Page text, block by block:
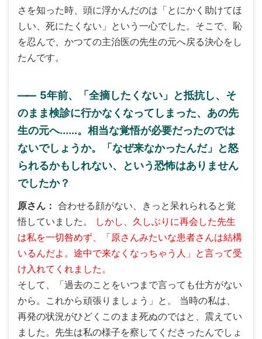
さを知った時、頭に浮かんだのは「とにかく助けてほ
しい、死にたくない」という一心でした。そこで、恥
を忍んで、かつての主治医の先生の元へ戻る決心をし
たんです。
―― 5年前、「全摘したくない」と抵抗し、そ
のまま検診に行かなくなってしまった、あの先
生の元へ......。相当な覚悟が必要だったのでは
ないでしょうか。「なぜ来なかったんだ」と怒
られるかもしれない、という恐怖はありません
でしたか？
原さん
合わせる顔がない、きっと呆れられると覚
悟していました。
しかし、久しぶりに再会した先生
は私を一切咎めず、「原さんみたいな患者さんは結構
いるんだよ。途中で来なくなっちゃう人」と言って受
け入れてくれました。
そして、「過去のことをいつまで言っても仕方がない
から。これから頑張りましょう」と。 当時の私は、
再発の状況がひどくこのまま死ぬのではと、震えてい
ました。先生は私の様子を察してくださったんでしょ